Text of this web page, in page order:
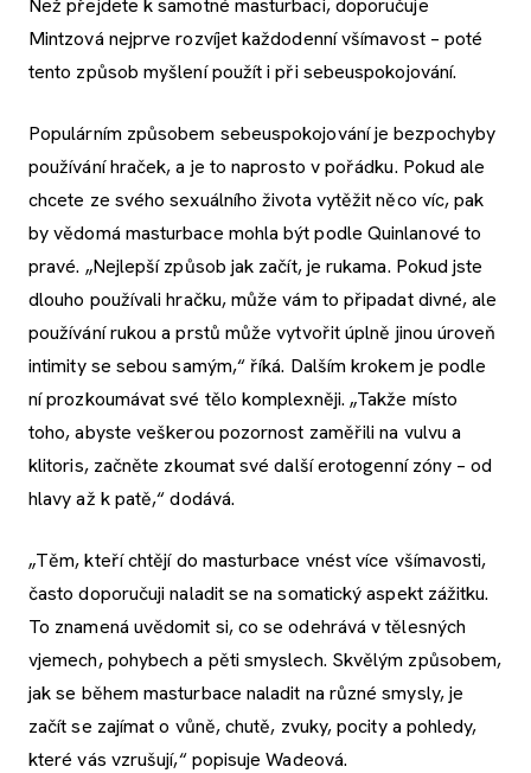
Mintzová nejprve rozvíjet každodenní všímavost – poté
tento způsob myšlení použít i při sebeuspokojování.
Populárním způsobem sebeuspokojování je bezpochyby
používání hraček, a je to naprosto v pořádku. Pokud ale
chcete ze svého sexuálního života vytěžit něco víc, pak
by vědomá masturbace mohla být podle Quinlanové to
pravé. „Nejlepší způsob jak začít, je rukama. Pokud jste
dlouho používali hračku, může vám to připadat divné, ale
používání rukou a prstů může vytvořit úplně jinou úroveň
intimity se sebou samým,“ říká. Dalším krokem je podle
ní prozkoumávat své tělo komplexněji. „Takže místo
toho, abyste veškerou pozornost zaměřili na vulvu a
klitoris, začněte zkoumat své další erotogenní zóny – od
hlavy až k patě,“ dodává.
„Těm, kteří chtějí do masturbace vnést více všímavosti,
často doporučuji naladit se na somatický aspekt zážitku.
To znamená uvědomit si, co se odehrává v tělesných
vjemech, pohybech a pěti smyslech. Skvělým způsobem,
jak se během masturbace naladit na různé smysly, je
začít se zajímat o vůně, chutě, zvuky, pocity a pohledy,
které vás vzrušují,“ popisuje Wadeová.